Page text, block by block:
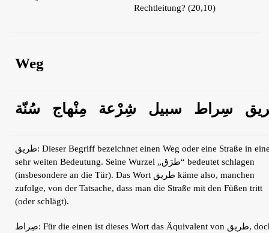
Rechtleitung? (20,10)
Weg
سُنّة مِنْهاج شِرْعة سبيل سِراط
طريق: Dieser Begriff bezeichnet einen Weg oder eine Straße in einer
sehr weiten Bedeutung. Seine Wurzel „طرَق“ bedeutet schlagen
(insbesondere an die Tür). Das Wort طريق käme also, manchen
zufolge, von der Tatsache, dass man die Straße mit den Füßen tritt
(oder schlägt).
صِراط: Für die einen ist dieses Wort das Äquivalent von طريق, doch